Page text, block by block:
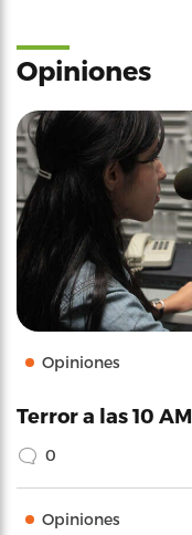
Opiniones
Opiniones
Terror a las 10 AM
0
Opiniones